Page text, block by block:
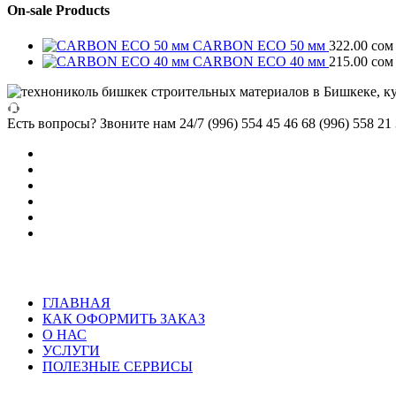
On-sale Products
CARBON ECO 50 мм 322.00 сом
CARBON ECO 40 мм 215.00 сом
Есть вопросы? Звоните нам 24/7 (996) 554 45 46 68 (996) 558 21
ГЛАВНАЯ
КАК ОФОРМИТЬ ЗАКАЗ
О НАС
УСЛУГИ
ПОЛЕЗНЫЕ СЕРВИСЫ